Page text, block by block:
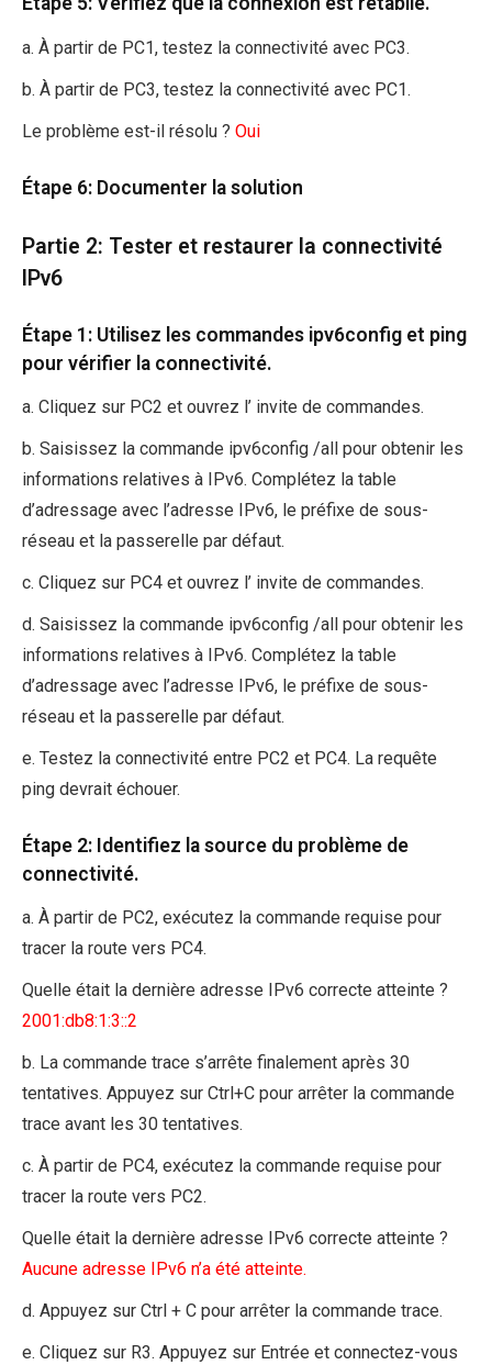
a. À partir de PC1, testez la connectivité avec PC3.
b. À partir de PC3, testez la connectivité avec PC1.
Le problème est-il résolu ? Oui
Étape 6: Documenter la solution
Partie 2: Tester et restaurer la connectivité
IPv6
Étape 1: Utilisez les commandes ipv6config et ping
pour vérifier la connectivité.
a. Cliquez sur PC2 et ouvrez l’ invite de commandes.
b. Saisissez la commande ipv6config /all pour obtenir les
informations relatives à IPv6. Complétez la table
d’adressage avec l’adresse IPv6, le préfixe de sous-
réseau et la passerelle par défaut.
c. Cliquez sur PC4 et ouvrez l’ invite de commandes.
d. Saisissez la commande ipv6config /all pour obtenir les
informations relatives à IPv6. Complétez la table
d’adressage avec l’adresse IPv6, le préfixe de sous-
réseau et la passerelle par défaut.
e. Testez la connectivité entre PC2 et PC4. La requête
ping devrait échouer.
Étape 2: Identifiez la source du problème de
connectivité.
a. À partir de PC2, exécutez la commande requise pour
tracer la route vers PC4.
Quelle était la dernière adresse IPv6 correcte atteinte ?
2001:db8:1:3::2
b. La commande trace s’arrête finalement après 30
tentatives. Appuyez sur Ctrl+C pour arrêter la commande
trace avant les 30 tentatives.
c. À partir de PC4, exécutez la commande requise pour
tracer la route vers PC2.
Quelle était la dernière adresse IPv6 correcte atteinte ?
Aucune adresse IPv6 n’a été atteinte.
d. Appuyez sur Ctrl + C pour arrêter la commande trace.
e. Cliquez sur R3. Appuyez sur Entrée et connectez-vous